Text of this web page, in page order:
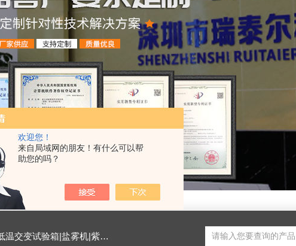
欢迎您！
来自局域网的朋友！有什么可以帮
助您的吗？
验室|氙灯老化试验箱|砂尘试验箱|手机微跌落试验机|手机扭转试验机